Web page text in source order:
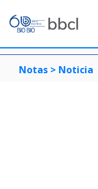
Notas > Noticia